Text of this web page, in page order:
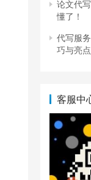
论文代
懂了！
代写服
巧与亮点
客服中